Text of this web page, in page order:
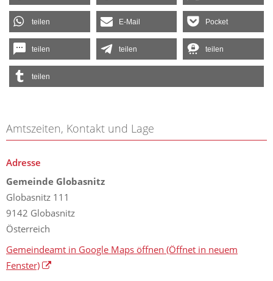
teilen E-Mail Pocket
teilen teilen teilen
teilen
Amtszeiten, Kontakt und Lage
Adresse
Gemeinde Globasnitz
Globasnitz 111
9142 Globasnitz
Österreich
Gemeindeamt in Google Maps öffnen (Öffnet in neuem
Fenster)